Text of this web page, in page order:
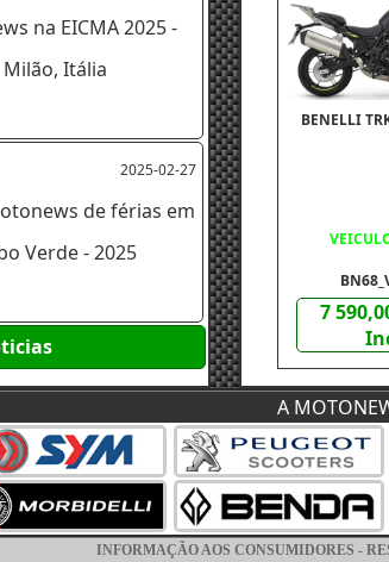
na EICMA 2025 -
Milão, Itália
2025-02-27
de férias em
Verde - 2025
BENELLI
7
A
INFORMAÇÃO AOS CONSUMIDORES -